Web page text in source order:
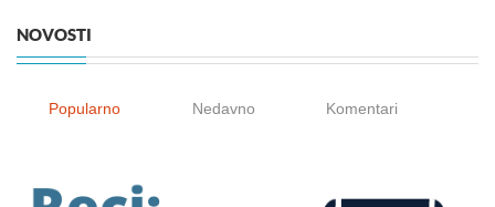
NOVOSTI
Popularno Nedavno Komentari